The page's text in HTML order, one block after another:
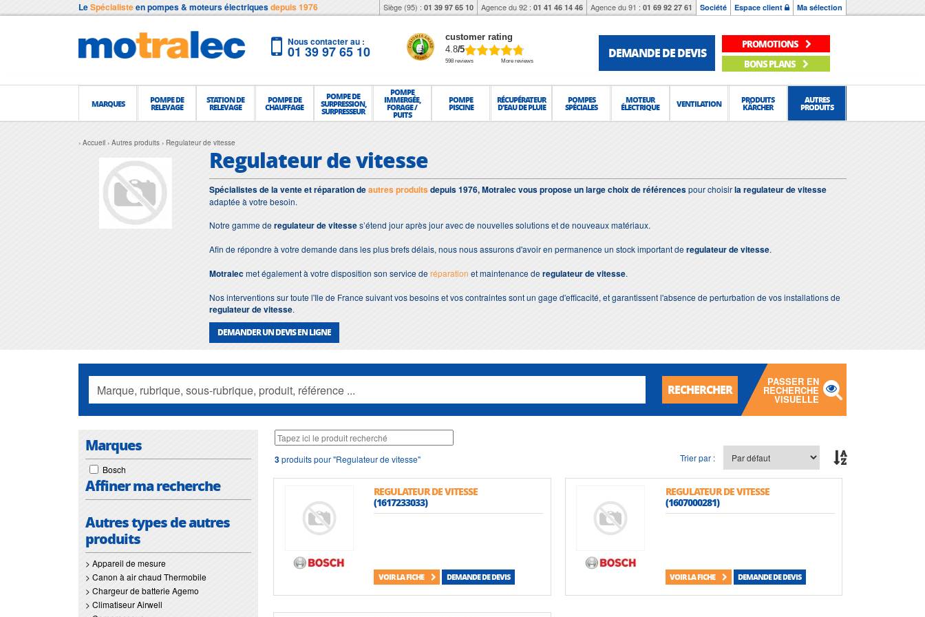
LeSpécialisteen pompes & moteurs électriquesdepuis 1976 Siège (95) : 01 39 97 65 10 Agence du 92 : 01 41 46 14 46 Agence du 91 : 01 69 92 27 61 Société Espace client Ma sélection
Nous contacter au :
01 39 97 65 10
customer rating
4.8/5
598 reviews More reviews
DEMANDE DE DEVIS
PROMOTIONS
BONS PLANS
MARQUES POMPE DE
RELEVAGE
STATION DE
RELEVAGE
POMPE DE
CHAUFFAGE
POMPE DE
SURPRESSION,
SURPRESSEUR
POMPE
IMMERGÉE,
FORAGE /
PUITS
POMPE
PISCINE
RÉCUPÉRATEUR
D'EAU DE PLUIE
POMPES
SPÉCIALES
MOTEUR
ÉLECTRIQUE VENTILATION PRODUITS
KÄRCHER
AUTRES
PRODUITS
Accueil Autres produits Regulateur de vitesse
Regulateur de vitesse
Spécialistes de la vente et réparation deautres produitsdepuis 1976, Motralec vous propose un large choix de référencespour choisirla regulateur de vitesse
adaptée à votre besoin.
Notre gamme deregulateur de vitesses’étend jour après jour avec de nouvelles solutions et de nouveaux matériaux.
Afin de répondre à votre demande dans les plus brefs délais, nous nous assurons d'avoir en permanence un stock important deregulateur de vitesse.
Motralecmet également à votre disposition son service deréparation et maintenance deregulateur de vitesse.
Nos interventions sur toute l'Ile de France suivant vos besoins et vos contraintes sont un gage d'efficacité, et garantissent l'absence de perturbation de vos installations de
regulateur de vitesse.
DEMANDER UN DEVIS EN LIGNE
RECHERCHER
PASSER EN
RECHERCHE
VISUELLE
Marques
Bosch
Affiner ma recherche
Autres types de autres
produits
> Appareil de mesure
> Canon à air chaud Thermobile
> Chargeur de batterie Agemo
> Climatiseur Airwell
3produits pour "Regulateur de vitesse" Trier par :
REGULATEUR DE VITESSE
(1617233033)
VOIR LA FICHE DEMANDE DE DEVIS
REGULATEUR DE VITESSE
(1607000281)
VOIR LA FICHE DEMANDE DE DEVIS